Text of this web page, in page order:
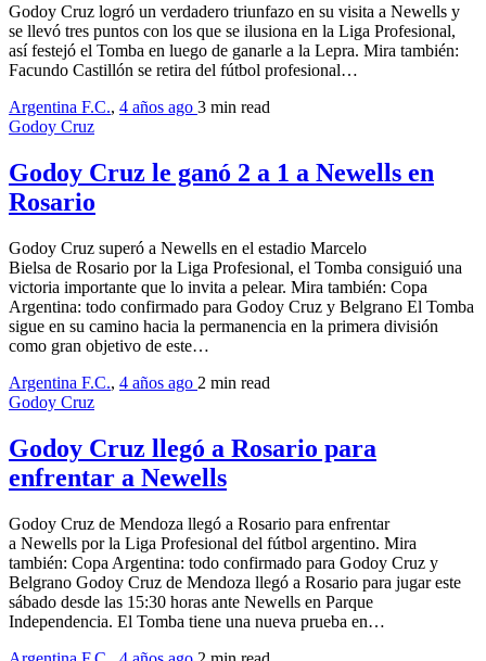
Godoy Cruz logró un verdadero triunfazo en su visita a Newells y
se llevó tres puntos con los que se ilusiona en la Liga Profesional,
así festejó el Tomba en luego de ganarle a la Lepra. Mira también:
Facundo Castillón se retira del fútbol profesional…
Argentina F.C., 4 años ago 3 min read
Godoy Cruz
Godoy Cruz le ganó 2 a 1 a Newells en
Rosario
Godoy Cruz superó a Newells en el estadio Marcelo
Bielsa de Rosario por la Liga Profesional, el Tomba consiguió una
victoria importante que lo invita a pelear. Mira también: Copa
Argentina: todo confirmado para Godoy Cruz y Belgrano El Tomba
sigue en su camino hacia la permanencia en la primera división
como gran objetivo de este…
Argentina F.C., 4 años ago 2 min read
Godoy Cruz
Godoy Cruz llegó a Rosario para
enfrentar a Newells
Godoy Cruz de Mendoza llegó a Rosario para enfrentar
a Newells por la Liga Profesional del fútbol argentino. Mira
también: Copa Argentina: todo confirmado para Godoy Cruz y
Belgrano Godoy Cruz de Mendoza llegó a Rosario para jugar este
sábado desde las 15:30 horas ante Newells en Parque
Independencia. El Tomba tiene una nueva prueba en…